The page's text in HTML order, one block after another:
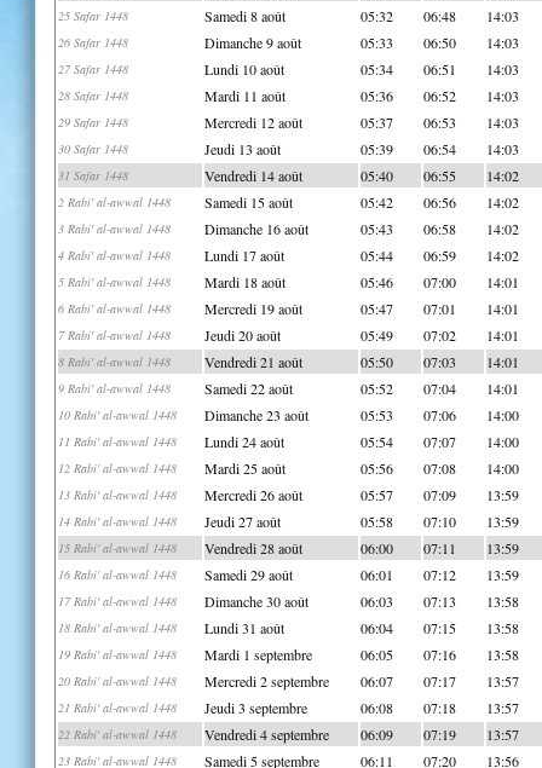
25 Safar 1448 Samedi 8 août 05:32 06:48 14:03
26 Safar 1448 Dimanche 9 août 05:33 06:50 14:03
27 Safar 1448 Lundi 10 août 05:34 06:51 14:03
28 Safar 1448 Mardi 11 août 05:36 06:52 14:03
29 Safar 1448 Mercredi 12 août 05:37 06:53 14:03
30 Safar 1448 Jeudi 13 août 05:39 06:54 14:03
31 Safar 1448 Vendredi 14 août 05:40 06:55 14:02
2 Rabi' al-awwal 1448 Samedi 15 août 05:42 06:56 14:02
3 Rabi' al-awwal 1448 Dimanche 16 août 05:43 06:58 14:02
4 Rabi' al-awwal 1448 Lundi 17 août 05:44 06:59 14:02
5 Rabi' al-awwal 1448 Mardi 18 août 05:46 07:00 14:01
6 Rabi' al-awwal 1448 Mercredi 19 août 05:47 07:01 14:01
7 Rabi' al-awwal 1448 Jeudi 20 août 05:49 07:02 14:01
8 Rabi' al-awwal 1448 Vendredi 21 août 05:50 07:03 14:01
9 Rabi' al-awwal 1448 Samedi 22 août 05:52 07:04 14:01
10 Rabi' al-awwal 1448 Dimanche 23 août 05:53 07:06 14:00
11 Rabi' al-awwal 1448 Lundi 24 août 05:54 07:07 14:00
12 Rabi' al-awwal 1448 Mardi 25 août 05:56 07:08 14:00
13 Rabi' al-awwal 1448 Mercredi 26 août 05:57 07:09 13:59
14 Rabi' al-awwal 1448 Jeudi 27 août 05:58 07:10 13:59
15 Rabi' al-awwal 1448 Vendredi 28 août 06:00 07:11 13:59
16 Rabi' al-awwal 1448 Samedi 29 août 06:01 07:12 13:59
17 Rabi' al-awwal 1448 Dimanche 30 août 06:03 07:13 13:58
18 Rabi' al-awwal 1448 Lundi 31 août 06:04 07:15 13:58
19 Rabi' al-awwal 1448 Mardi 1 septembre 06:05 07:16 13:58
20 Rabi' al-awwal 1448 Mercredi 2 septembre 06:07 07:17 13:57
21 Rabi' al-awwal 1448 Jeudi 3 septembre 06:08 07:18 13:57
22 Rabi' al-awwal 1448 Vendredi 4 septembre 06:09 07:19 13:57
23 Rabi' al-awwal 1448 Samedi 5 septembre 06:11 07:20 13:56